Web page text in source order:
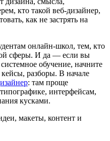
кто такой веб-дизайнер,
как не застрять на
онлайн-школ, тем, кто
сферы. И да — если вы
обучение, начните
разборы. В начале
: там проще
интерфейсам,
кусками.